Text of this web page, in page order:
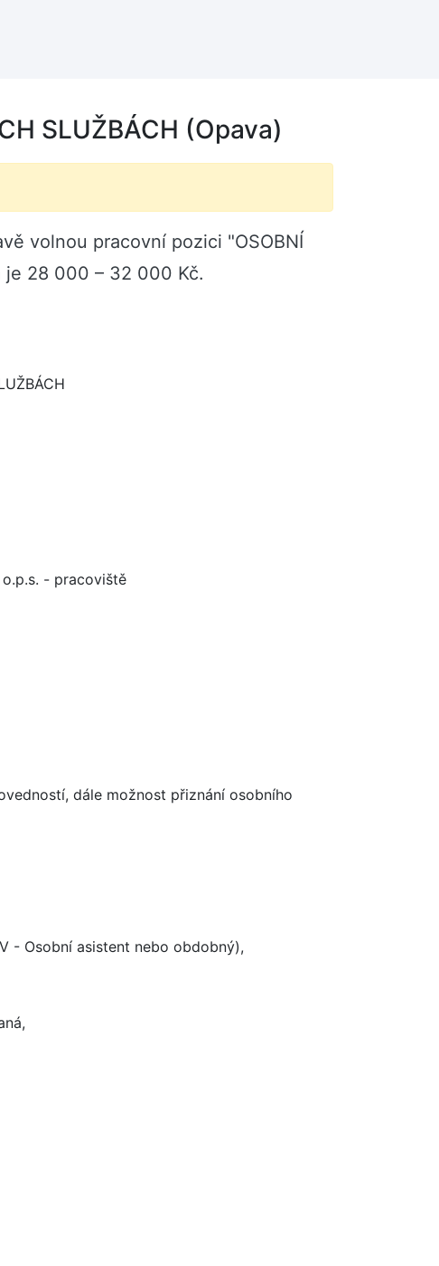
SLUŽBÁCH (Opava)
volnou pracovní pozici "OSOBNÍ
je 28 000 – 32 000 Kč.
- pracoviště
dále možnost přiznání osobního
- Osobní asistent nebo obdobný),